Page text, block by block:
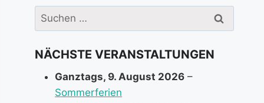
Suchen
nach:
NÄCHSTE VERANSTALTUNGEN
Ganztags, 9. August 2026 –
Sommerferien